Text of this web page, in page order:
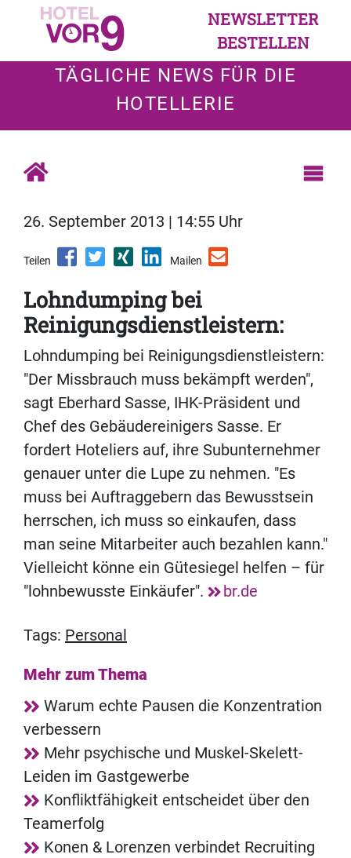
NEWSLETTER
BESTELLEN
TÄGLICHE NEWS FÜR DIE
HOTELLERIE
26. September 2013 | 14:55 Uhr
Teilen Mailen
Lohndumping bei
Reinigungsdienstleistern:
Lohndumping bei Reinigungsdienstleistern:
"Der Missbrauch muss bekämpft werden",
sagt Eberhard Sasse, IHK-Präsident und
Chef des Gebäudereinigers Sasse. Er
fordert Hoteliers auf, ihre Subunternehmer
genauer unter die Lupe zu nehmen. "Es
muss bei Auftraggebern das Bewusstsein
herrschen, ich muss so einkaufen, dass
man seine Mitarbeiter auch bezahlen kann."
Vielleicht könne ein Gütesiegel helfen – für
"lohnbewusste Einkäufer".
br.de
Tags: Personal
Mehr zum Thema
Warum echte Pausen die Konzentration
verbessern
Mehr psychische und Muskel-Skelett-
Leiden im Gastgewerbe
Konfliktfähigkeit entscheidet über den
Teamerfolg
Konen & Lorenzen verbindet Recruiting